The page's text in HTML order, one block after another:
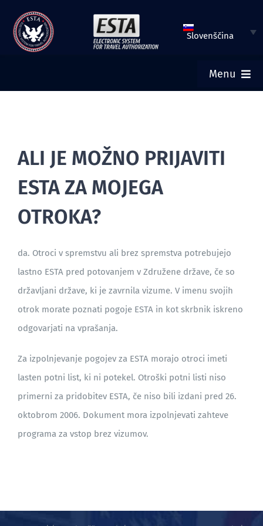
Preskoči
vsebino
Slovenščina
Menu
PREVERI ESTA STATUS
TURISTIČNI VIZUM
ALI JE MOŽNO PRIJAVITI
ESTA ZA MOJEGA
OTROKA?
da. Otroci v spremstvu ali brez spremstva potrebujejo
lastno ESTA pred potovanjem v Združene države, če so
državljani države, ki je zavrnila vizume. V imenu svojih
otrok morate poznati pogoje ESTA in kot skrbnik iskreno
odgovarjati na vprašanja.
Za izpolnjevanje pogojev za ESTA morajo otroci imeti
lasten potni list, ki ni potekel. Otroški potni listi niso
primerni za pridobitev ESTA, če niso bili izdani pred 26.
oktobrom 2006. Dokument mora izpolnjevati zahteve
programa za vstop brez vizumov.